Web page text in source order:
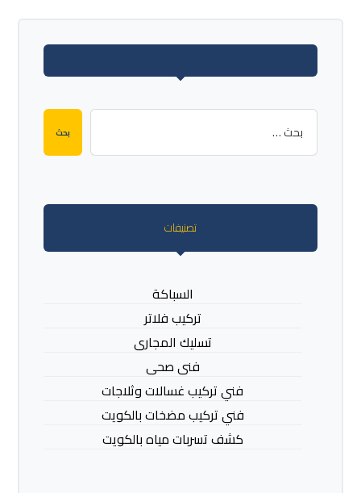
بحث
تصنيفات
السباكة
تركيب فلاتر
تسليك المجارى
فنى صحى
فني تركيب غسالات وثلاجات
فني تركيب مضخات بالكويت
كشف تسربات مياه بالكويت